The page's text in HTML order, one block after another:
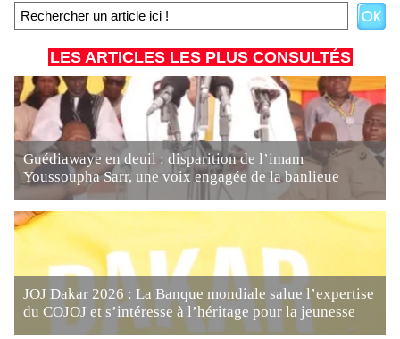
LES ARTICLES LES PLUS CONSULTÉS
Guédiawaye en deuil : disparition de l’imam
Youssoupha Sarr, une voix engagée de la banlieue
JOJ Dakar 2026 : La Banque mondiale salue l’expertise
du COJOJ et s’intéresse à l’héritage pour la jeunesse